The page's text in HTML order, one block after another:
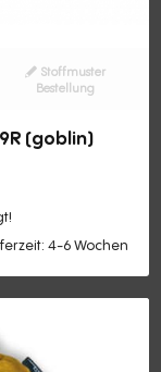
Stoffmuster
Bestellung
(goblin)
4-6 Wochen